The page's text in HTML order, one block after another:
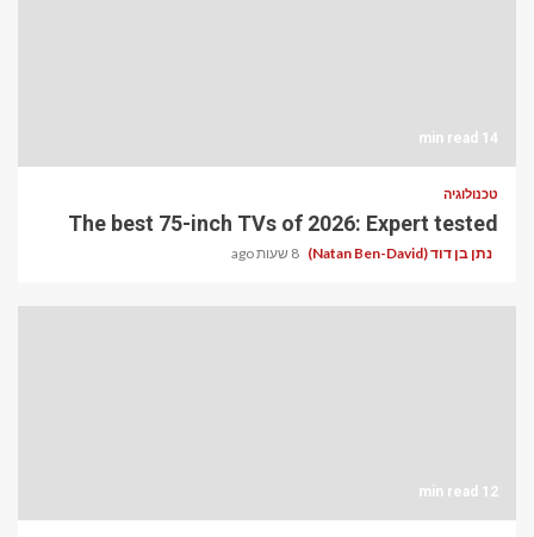
14 min read
טכנולוגיה
The best 75-inch TVs of 2026: Expert tested
נתן בן דוד (Natan Ben-David) 8 שעות ago
12 min read